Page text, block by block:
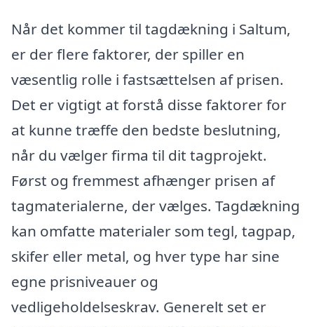
Når det kommer til tagdækning i Saltum,
er der flere faktorer, der spiller en
væsentlig rolle i fastsættelsen af prisen.
Det er vigtigt at forstå disse faktorer for
at kunne træffe den bedste beslutning,
når du vælger firma til dit tagprojekt.
Først og fremmest afhænger prisen af
tagmaterialerne, der vælges. Tagdækning
kan omfatte materialer som tegl, tagpap,
skifer eller metal, og hver type har sine
egne prisniveauer og
vedligeholdelseskrav. Generelt set er